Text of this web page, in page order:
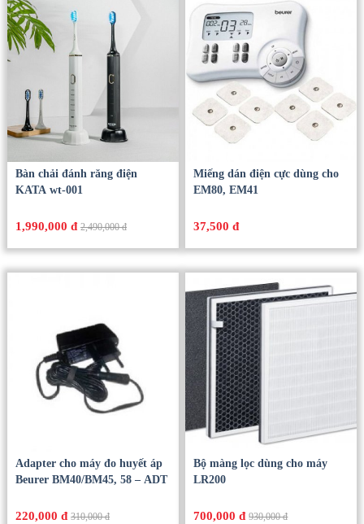
Bàn chải đánh răng điện
KATA wt-001
1,990,000 đ 2,490,000 đ
Miếng dán điện cực dùng cho
EM80, EM41
37,500 đ
Adapter cho máy đo huyết áp
Beurer BM40/BM45, 58 – ADT
220,000 đ 310,000 đ
Bộ màng lọc dùng cho máy
LR200
700,000 đ 930,000 đ